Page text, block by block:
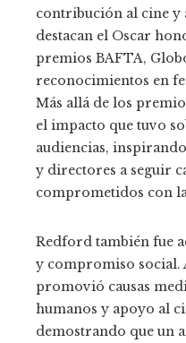
contribución al cine y
destacan el Oscar
premios BAFTA,
reconocimientos en
Más allá de los
el impacto que tuvo
audiencias,
y directores a seguir
comprometidos con
Redford también fue
y compromiso social.
promovió causas
humanos y apoyo al
demostrando que un